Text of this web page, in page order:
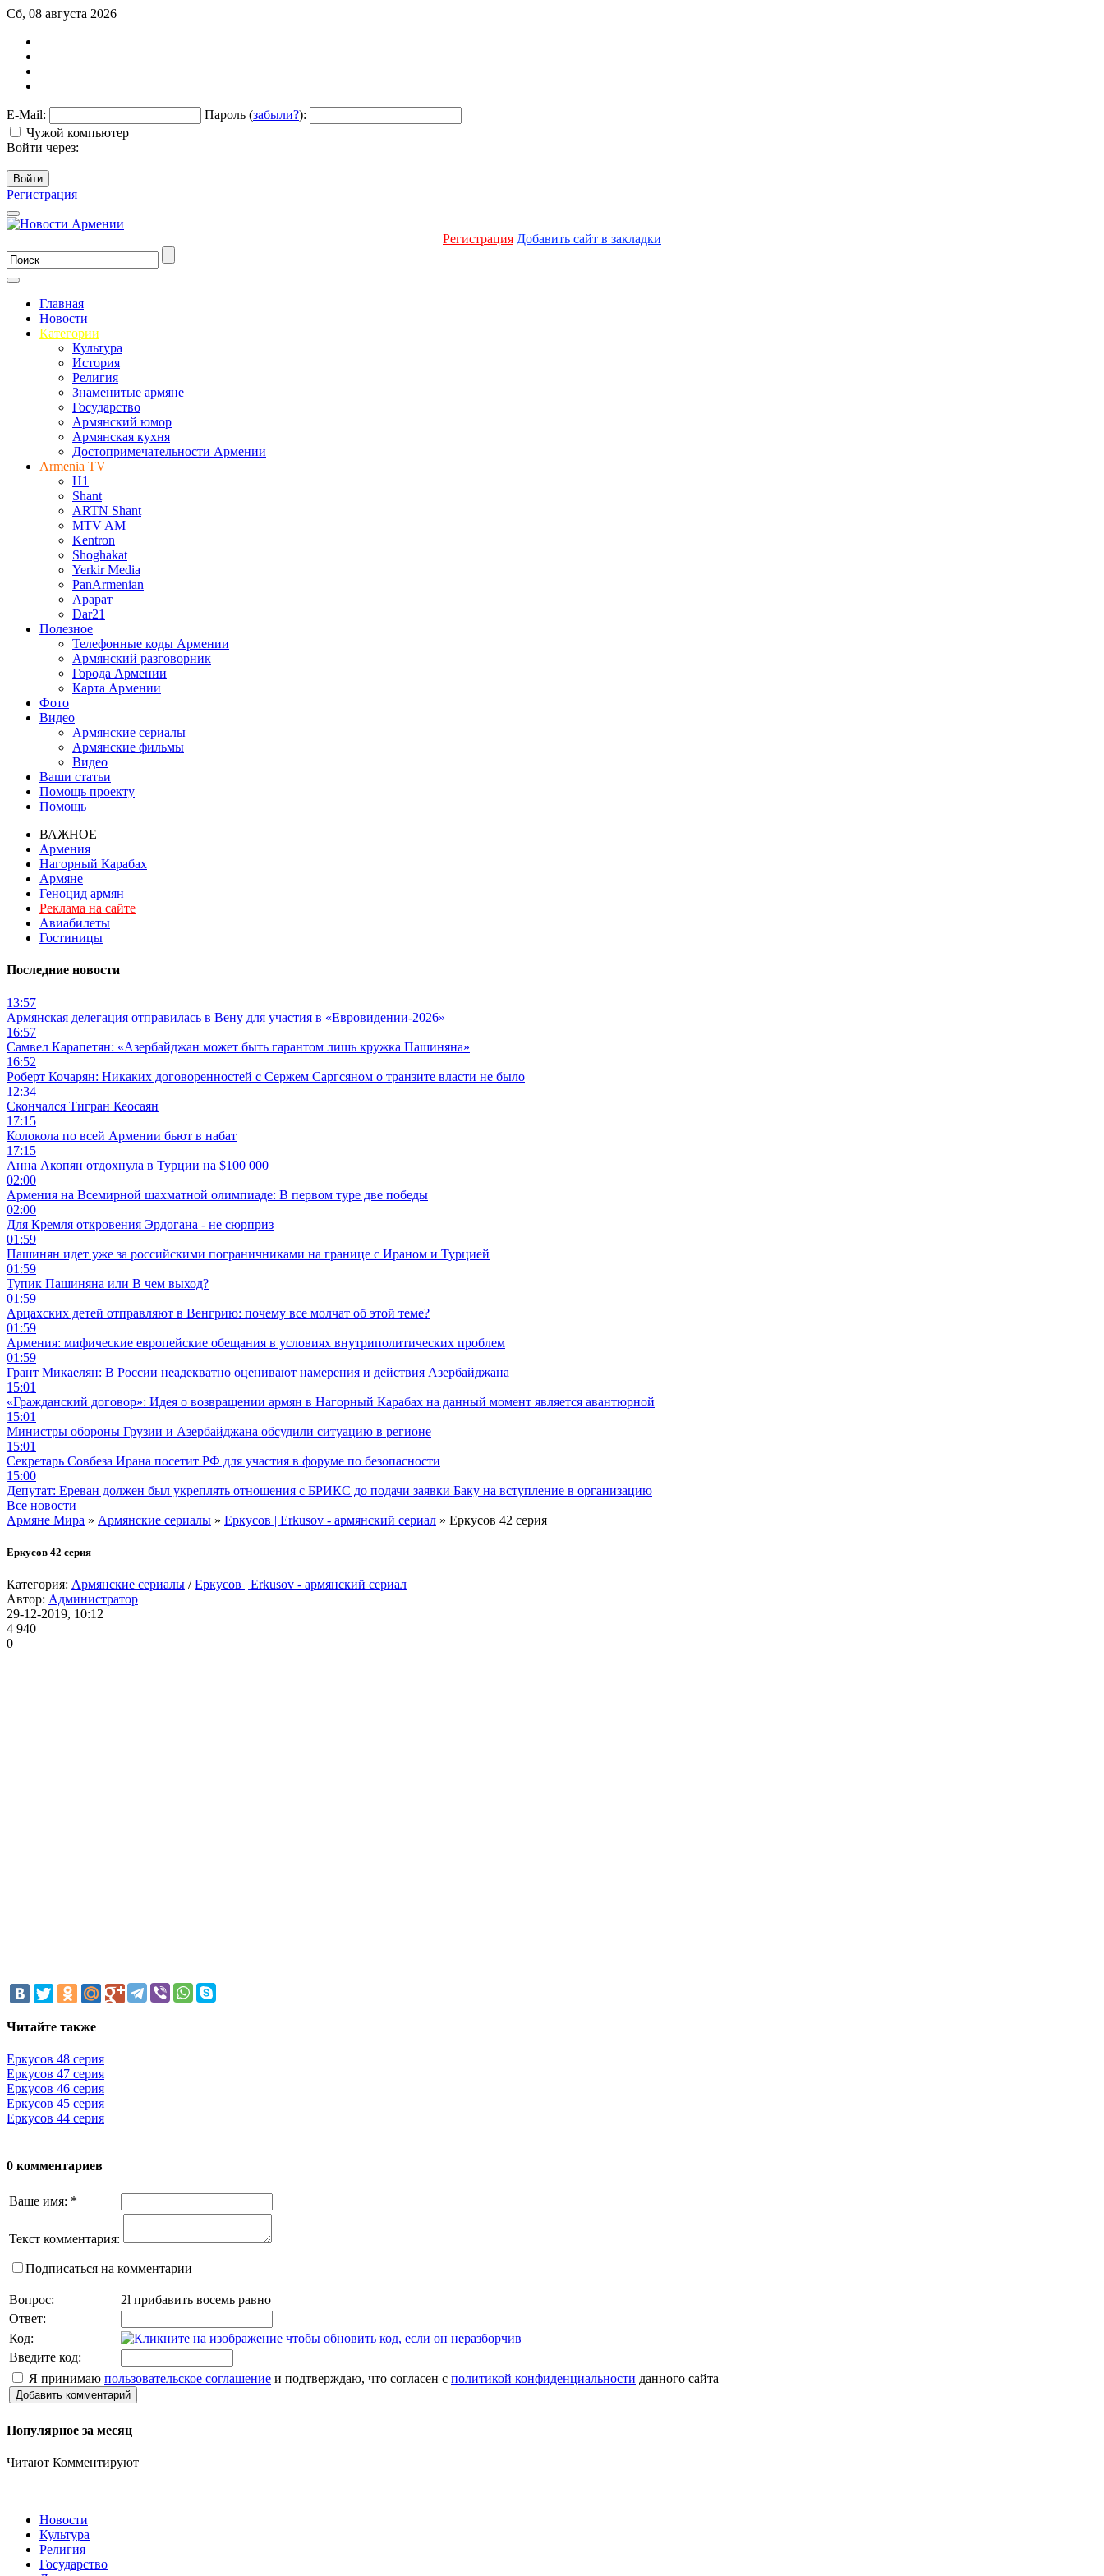
Сб, 08 августа 2026
E-Mail: Пароль (забыли?):
Чужой компьютер
Войти через:
Войти
Регистрация
Регистрация Добавить сайт в закладки
Главная
Новости
Категории
Культура
История
Религия
Знаменитые армяне
Государство
Армянский юмор
Армянская кухня
Достопримечательности Армении
Armenia TV
H1
Shant
ARTN Shant
MTV AM
Kentron
Shoghakat
Yerkir Media
PanArmenian
Арарат
Dar21
Полезное
Телефонные коды Армении
Армянский разговорник
Города Армении
Карта Армении
Фото
Видео
Армянские сериалы
Армянские фильмы
Видео
Ваши статьи
Помощь проекту
Помощь
ВАЖНОЕ
Армения
Нагорный Карабах
Армяне
Геноцид армян
Реклама на сайте
Авиабилеты
Гостиницы
Последние новости
13:57
Армянская делегация отправилась в Вену для участия в «Евровидении-2026»
16:57
Самвел Карапетян: «Азербайджан может быть гарантом лишь кружка Пашиняна»
16:52
Роберт Кочарян: Никаких договоренностей с Сержем Саргсяном о транзите власти не было
12:34
Скончался Тигран Кеосаян
17:15
Колокола по всей Армении бьют в набат
17:15
Анна Акопян отдохнула в Турции на $100 000
02:00
Армения на Всемирной шахматной олимпиаде: В первом туре две победы
02:00
Для Кремля откровения Эрдогана - не сюрприз
01:59
Пашинян идет уже за российскими пограничниками на границе с Ираном и Турцией
01:59
Тупик Пашиняна или В чем выход?
01:59
Арцахских детей отправляют в Венгрию: почему все молчат об этой теме?
01:59
Армения: мифические европейские обещания в условиях внутриполитических проблем
01:59
Грант Микаелян: В России неадекватно оценивают намерения и действия Азербайджана
15:01
«Гражданский договор»: Идея о возвращении армян в Нагорный Карабах на данный момент является авантюрной
15:01
Министры обороны Грузии и Азербайджана обсудили ситуацию в регионе
15:01
Секретарь Совбеза Ирана посетит РФ для участия в форуме по безопасности
15:00
Депутат: Ереван должен был укреплять отношения с БРИКС до подачи заявки Баку на вступление в организацию
Все новости
Армяне Мира » Армянские сериалы » Еркусов | Erkusov - армянский сериал » Еркусов 42 серия
Еркусов 42 серия
Категория: Армянские сериалы /Еркусов | Erkusov - армянский сериал
Автор: Администратор
29-12-2019, 10:12
4 940
0
Читайте также
Еркусов 48 серия
Еркусов 47 серия
Еркусов 46 серия
Еркусов 45 серия
Еркусов 44 серия
0 комментариев
Ваше имя: *
Текст комментария:
Подписаться на комментарии
Вопрос:
2l прибавить восемь равно
Ответ:
Код:
Введите код:
Я принимаю пользовательское соглашение и подтверждаю, что согласен с политикой конфиденциальности данного сайта
Добавить комментарий
Популярное за месяц
Читают Комментируют
Новости
Культура
Религия
Государство